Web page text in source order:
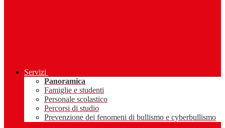
Servizi
Panoramica
Famiglie e studenti
Personale scolastico
Percorsi di studio
Prevenzione dei fenomeni di bullismo e cyberbullismo